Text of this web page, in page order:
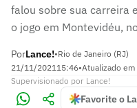
falou sobre sua carreira
o jogo em Montevidéu,
PorLance!•Rio de Janeiro (RJ)
21/11/202115:46•Atualizado em
Supervisionado por Lance!
Favorite o